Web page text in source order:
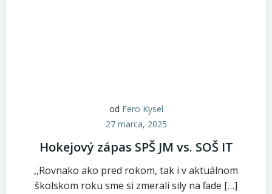
od Fero Kysel
27 marca, 2025
Hokejový zápas SPŠ JM vs. SOŠ IT
,,Rovnako ako pred rokom, tak i v aktuálnom
školskom roku sme si zmerali sily na ľade […]